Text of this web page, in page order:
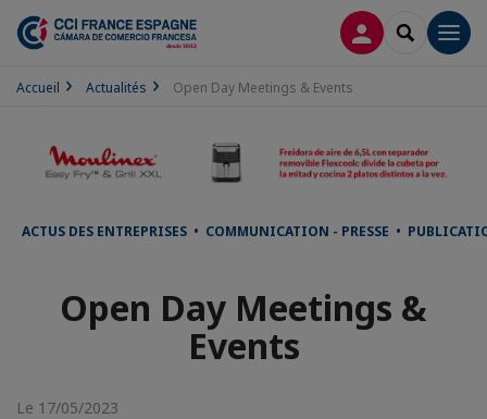
CONNEXION
Accueil Actualités Open Day Meetings & Events
ACTUS DES ENTREPRISES • COMMUNICATION - PRESSE •
Open Day Meetings &
Events
Le 17/05/2023